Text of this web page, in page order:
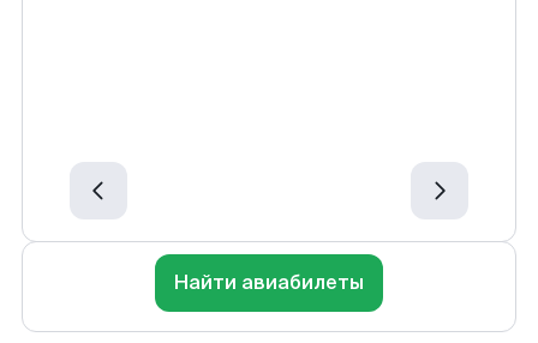
Найти авиабилеты